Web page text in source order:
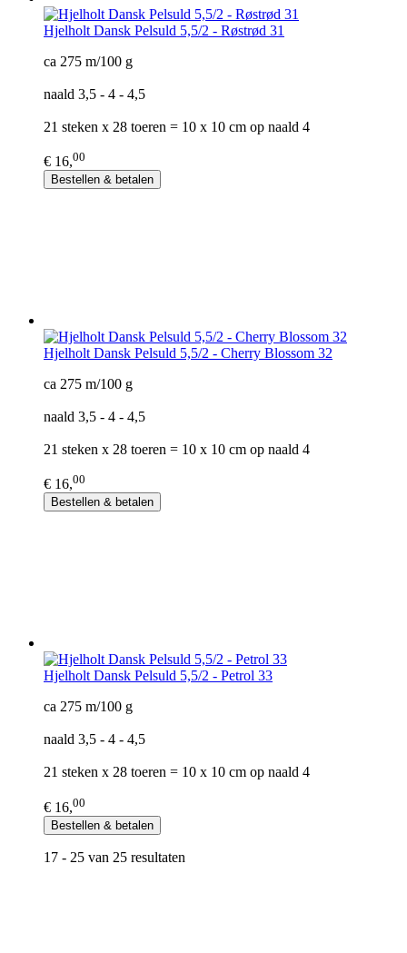
Hjelholt Dansk Pelsuld 5,5/2 - Røstrød 31
ca 275 m/100 g
naald 3,5 - 4 - 4,5
21 steken x 28 toeren = 10 x 10 cm op naald 4
€ 16,00
Bestellen & betalen
Hjelholt Dansk Pelsuld 5,5/2 - Cherry Blossom 32
ca 275 m/100 g
naald 3,5 - 4 - 4,5
21 steken x 28 toeren = 10 x 10 cm op naald 4
€ 16,00
Bestellen & betalen
Hjelholt Dansk Pelsuld 5,5/2 - Petrol 33
ca 275 m/100 g
naald 3,5 - 4 - 4,5
21 steken x 28 toeren = 10 x 10 cm op naald 4
€ 16,00
Bestellen & betalen
17 - 25 van 25 resultaten